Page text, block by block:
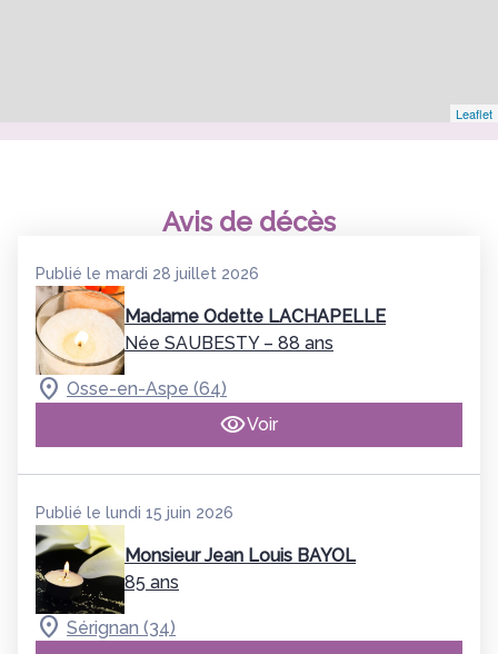
Leaflet
Avis de décès
Publié le mardi 28 juillet 2026
Madame Odette LACHAPELLE
Née SAUBESTY – 88 ans
Osse-en-Aspe (64)
Voir
Publié le lundi 15 juin 2026
Monsieur Jean Louis BAYOL
85 ans
Sérignan (34)